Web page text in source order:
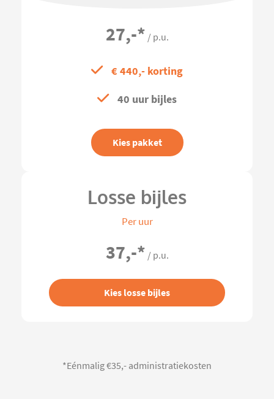
27,-* / p.u.
€ 440,- korting
40 uur bijles
Kies pakket
Losse bijles
Per uur
37,-* / p.u.
Kies losse bijles
*Eénmalig €35,- administratiekosten